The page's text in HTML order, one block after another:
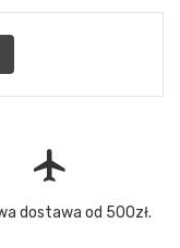
flight
dostawa od 500zł.